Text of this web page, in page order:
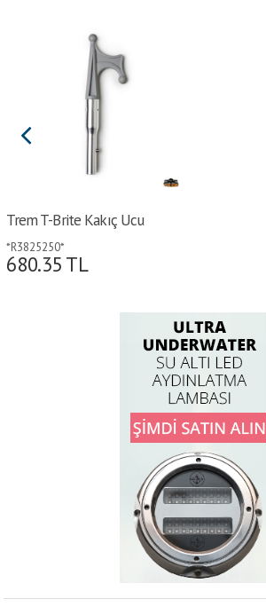
Trem T-Brite Kakıç Ucu
*R3825250*
680.35 TL